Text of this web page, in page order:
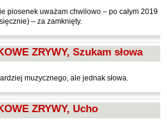
piosenek uważam chwilowo – po całym 2019
– za zamknięty.
ZRYWY, Szukam słowa
muzycznego, ale jednak słowa.
ZRYWY, Ucho